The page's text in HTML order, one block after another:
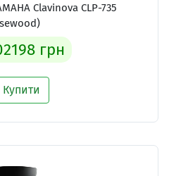
Clavinova CLP-735
грн
Купити